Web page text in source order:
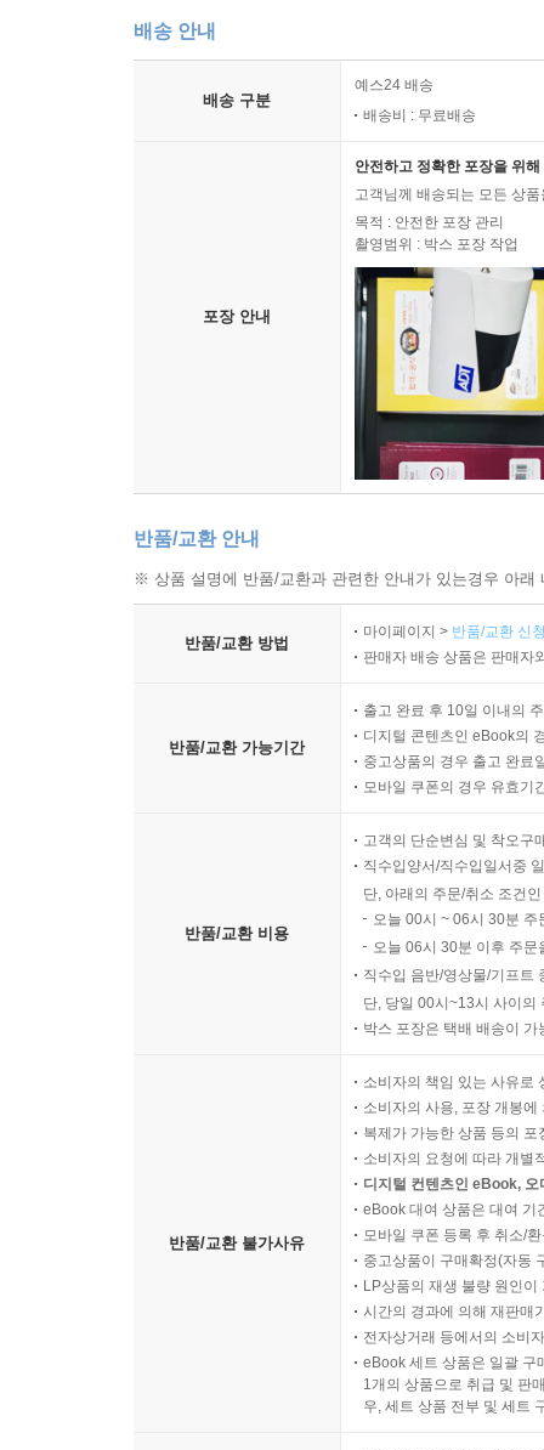
배송 안내
배송 구분
예스24 배송
배송비 : 무료배송
포장 안내
안전하고 정확한 포장을 위
고객님께 배송되는 모든 상
목적 : 안전한 포장 관리
촬영범위 : 박스 포장 작업
반품/교환 안내
※ 상품 설명에 반품/교환과 관련한 안내가 있는경우 아
반품/교환 방법
마이페이지 > 반품/교환 신
판매자 배송 상품은 판매자
반품/교환 가능기간
출고 완료 후 10일 이내의
디지털 콘텐츠인 eBook의
중고상품의 경우 출고 완료
모바일 쿠폰의 경우 유효기
반품/교환 비용
고객의 단순변심 및 착오구
직수입양서/직수입일서중
단, 아래의 주문/취소 조건
오늘 00시 ~ 06시 30분
오늘 06시 30분 이후 주
직수입 음반/영상물/기프트
단, 당일 00시~13시 사이의
박스 포장은 택배 배송이
반품/교환 불가사유
소비자의 책임 있는 사유로
소비자의 사용, 포장 개봉
복제가 가능한 상품 등의
소비자의 요청에 따라 개별
디지털 컨텐츠인 eBook,
eBook 대여 상품은 대여 기
모바일 쿠폰 등록 후 취소/
중고상품이 구매확정(자동
LP상품의 재생 불량 원인
시간의 경과에 의해 재판매
전자상거래 등에서의 소비
eBook 세트 상품은 일괄 구
1개의 상품으로 취급 및 판
우, 세트 상품 전부 및 세트